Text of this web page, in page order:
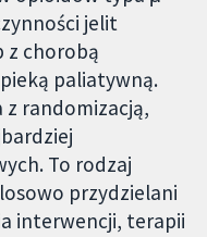
jelit
z chorobą
paliatywną.
randomizacją,
To rodzaj
przydzielani
interwencji, terapii